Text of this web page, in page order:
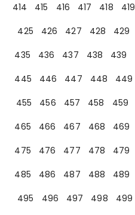
414
415 416 417 418 419
425
426 427 428 429
435
436 437 438 439
445
446 447 448 449
455
456 457 458 459
465
466 467 468 469
475
476 477 478 479
485
486 487 488 489
495
496 497 498 499